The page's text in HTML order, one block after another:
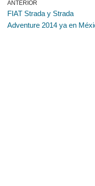
ANTERIOR
FIAT Strada y Strada
Adventure 2014 ya en